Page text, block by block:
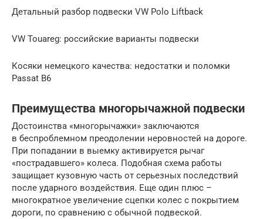
Детальный разбор подвески VW Polo Liftback
VW Touareg: российские варианты подвески
Косяки немецкого качества: недостатки и поломки
Passat B6
Преимущества многорычажной подвески
Достоинства «многорычажки» заключаются
в беспроблемном преодолении неровностей на дороге.
При попадании в выемку активируется рычаг
«пострадавшего» колеса. Подобная схема работы
защищает кузовную часть от серьезных последствий
после ударного воздействия. Еще один плюс –
многократное увеличение сцепки колес с покрытием
дороги, по сравнению с обычной подвеской.